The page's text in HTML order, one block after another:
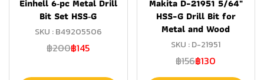
Einhell 6‑pc Metal Drill
Bit Set HSS‑G
SKU : B49205506
฿200฿145
Makita D-21951 5/64"
HSS-G Drill Bit for
Metal and Wood
SKU : D-21951
฿156฿130